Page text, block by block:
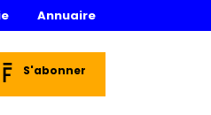
Annuaire
S'abonner